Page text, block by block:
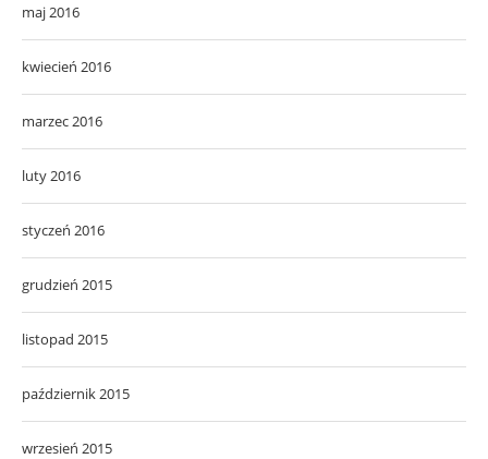
maj 2016
kwiecień 2016
marzec 2016
luty 2016
styczeń 2016
grudzień 2015
listopad 2015
październik 2015
wrzesień 2015